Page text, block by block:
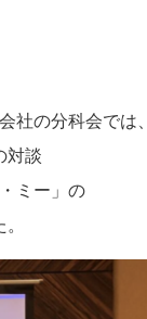
社の分科会では、
対談
ミー」の